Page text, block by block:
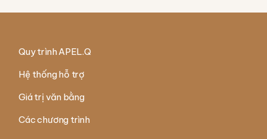
Quy trình APEL.Q
Hệ thống hỗ trợ
Giá trị văn bằng
Các chương trình